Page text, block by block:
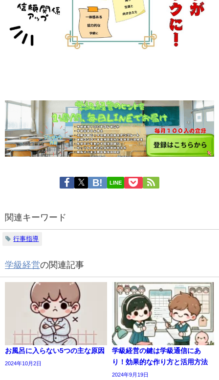
LINE
関連キーワード
行事指導
学級経営の関連記事
お風呂に入らない5つの主な原因
2024年10月2日
学級経営の鍵は学級通信にあ
り！効果的な作り方と活用方法
2024年9月19日